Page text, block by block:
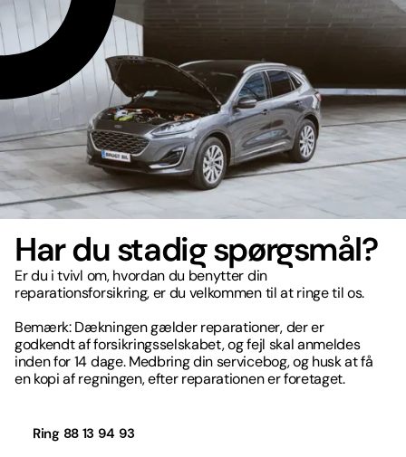
Har du stadig spørgsmål?
Er du i tvivl om, hvordan du benytter din
reparationsforsikring, er du velkommen til at ringe til os.
Bemærk: Dækningen gælder reparationer, der er
godkendt af forsikringsselskabet, og fejl skal anmeldes
inden for 14 dage. Medbring din servicebog, og husk at få
en kopi af regningen, efter reparationen er foretaget.
Ring 88 13 94 93